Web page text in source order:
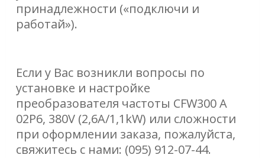
принадлежности («подключи и
работай»).
Если у Вас возникли вопросы по
установке и настройке
преобразователя частоты CFW300 A
02P6, 380V (2,6A/1,1kW) или сложности
при оформлении заказа, пожалуйста,
свяжитесь с нами: (095) 912-07-44.